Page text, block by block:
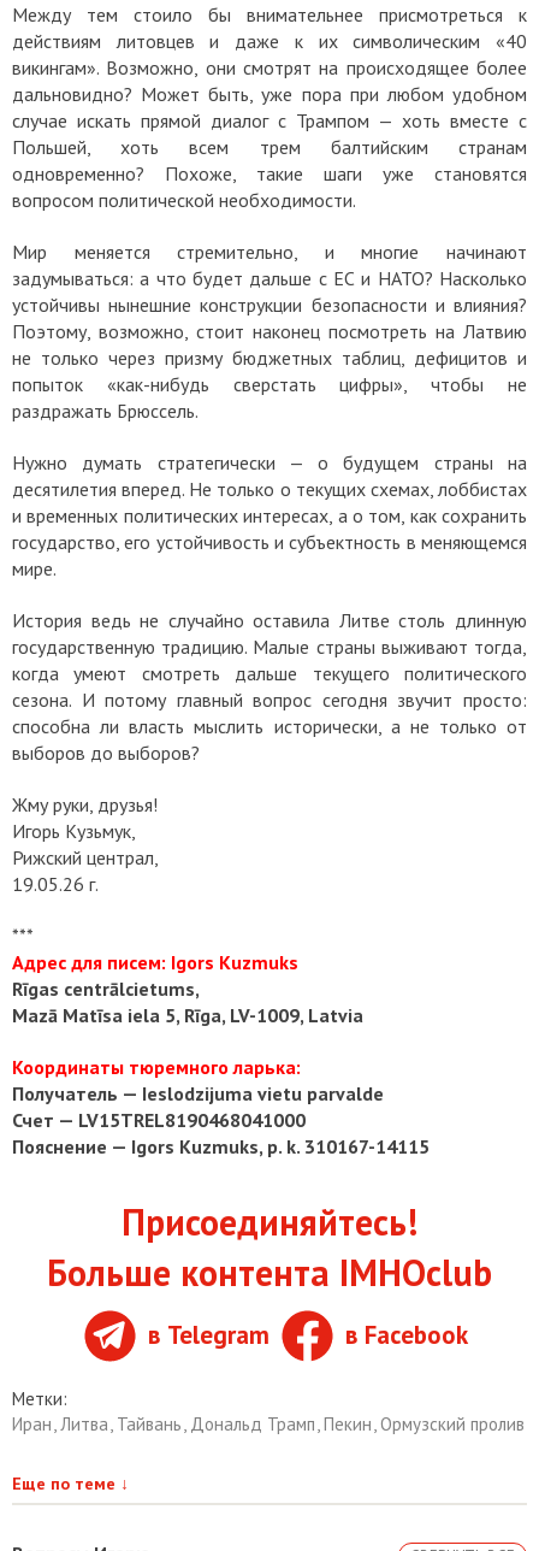
Между тем стоило бы внимательнее присмотреться к
действиям литовцев и даже к их символическим «40
викингам». Возможно, они смотрят на происходящее более
дальновидно? Может быть, уже пора при любом удобном
случае искать прямой диалог с Трампом — хоть вместе с
Польшей, хоть всем трем балтийским странам
одновременно? Похоже, такие шаги уже становятся
вопросом политической необходимости.
Мир меняется стремительно, и многие начинают
задумываться: а что будет дальше с ЕС и НАТО? Насколько
устойчивы нынешние конструкции безопасности и влияния?
Поэтому, возможно, стоит наконец посмотреть на Латвию
не только через призму бюджетных таблиц, дефицитов и
попыток «как-нибудь сверстать цифры», чтобы не
раздражать Брюссель.
Нужно думать стратегически — о будущем страны на
десятилетия вперед. Не только о текущих схемах, лоббистах
и временных политических интересах, а о том, как сохранить
государство, его устойчивость и субъектность в меняющемся
мире.
История ведь не случайно оставила Литве столь длинную
государственную традицию. Малые страны выживают тогда,
когда умеют смотреть дальше текущего политического
сезона. И потому главный вопрос сегодня звучит просто:
способна ли власть мыслить исторически, а не только от
выборов до выборов?
Жму руки, друзья!
Игорь Кузьмук,
Рижский централ,
19.05.26 г.
***
Адрес для писем: Igors Kuzmuks
Rīgas centrālcietums,
Mazā Matīsa iela 5, Rīga, LV-1009, Latvia
Координаты тюремного ларька:
Получатель — Ieslodzijuma vietu parvalde
Счет — LV15TREL8190468041000
Пояснение — Igors Kuzmuks, p. k. 310167-14115
Присоединяйтесь!
Больше контента IMHOclub
в Telegram в Facebook
Метки:
Иран Литва Тайвань Дональд Трамп Пекин Ормузский пролив
Еще по теме ↓